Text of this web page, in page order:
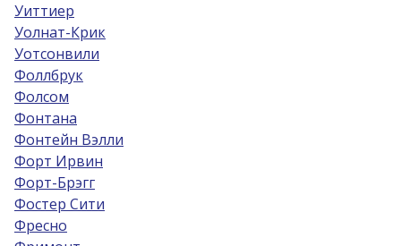
Уиттиер
Уолнат-Крик
Уотсонвили
Фоллбрук
Фолсом
Фонтана
Фонтейн Вэлли
Форт Ирвин
Форт-Брэгг
Фостер Сити
Фресно